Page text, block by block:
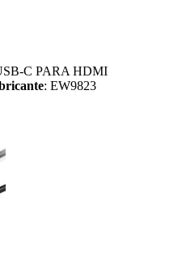
C PARA HDMI
: EW9823